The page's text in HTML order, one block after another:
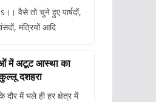
वैसे तो चुने हुए पार्षदों,
मंत्रियों आदि
में अटूट आस्था का
दशहरा
में भले ही हर क्षेत्र में